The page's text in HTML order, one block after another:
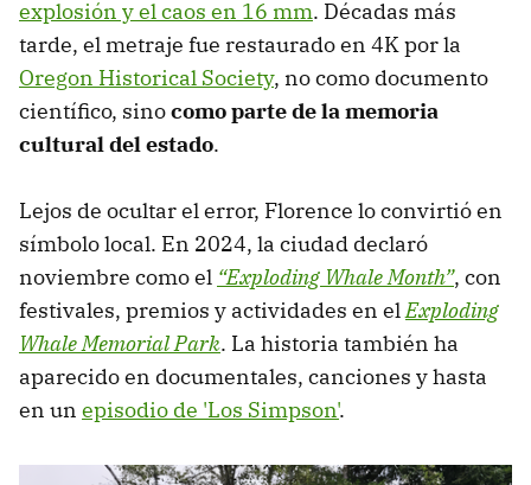
explosión y el caos en 16 mm. Décadas más
tarde, el metraje fue restaurado en 4K por la
Oregon Historical Society, no como documento
científico, sinocomo parte de la memoria
cultural del estado.
Lejos de ocultar el error, Florence lo convirtió en
símbolo local. En 2024, la ciudad declaró
noviembre como el “Exploding Whale Month”, con
festivales, premios y actividades en elExploding
Whale Memorial Park. La historia también ha
aparecido en documentales, canciones y hasta
en un episodio de 'Los Simpson'.